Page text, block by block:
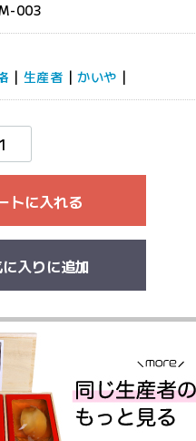
003
| 生産者 | かいや |
トに入れる
入りに追加